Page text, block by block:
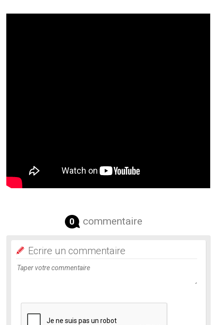
0 commentaire
Ecrire un commentaire